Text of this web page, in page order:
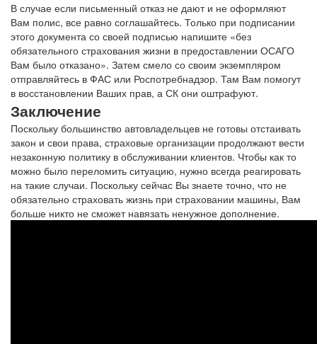
В случае если письменный отказ не дают и не оформляют
Вам полис, все равно соглашайтесь. Только при подписании
этого документа со своей подписью напишите «без
обязательного страхования жизни в предоставлении ОСАГО
Вам было отказано». Затем смело со своим экземпляром
отправляйтесь в ФАС или Роспотребнадзор. Там Вам помогут
в восстановлении Ваших прав, а СК они оштрафуют.
Заключение
Поскольку большинство автовладельцев не готовы отстаивать
закон и свои права, страховые организации продолжают вести
незаконную политику в обслуживании клиентов. Чтобы как то
можно было переломить ситуацию, нужно всегда реагировать
на такие случаи. Поскольку сейчас Вы знаете точно, что не
обязательно страховать жизнь при страховании машины, Вам
больше никто не сможет навязать ненужное дополнение.